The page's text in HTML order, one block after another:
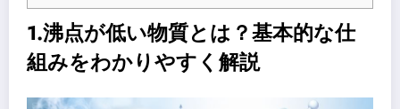
1.沸点が低い物質とは？基本的な仕
組みをわかりやすく解説